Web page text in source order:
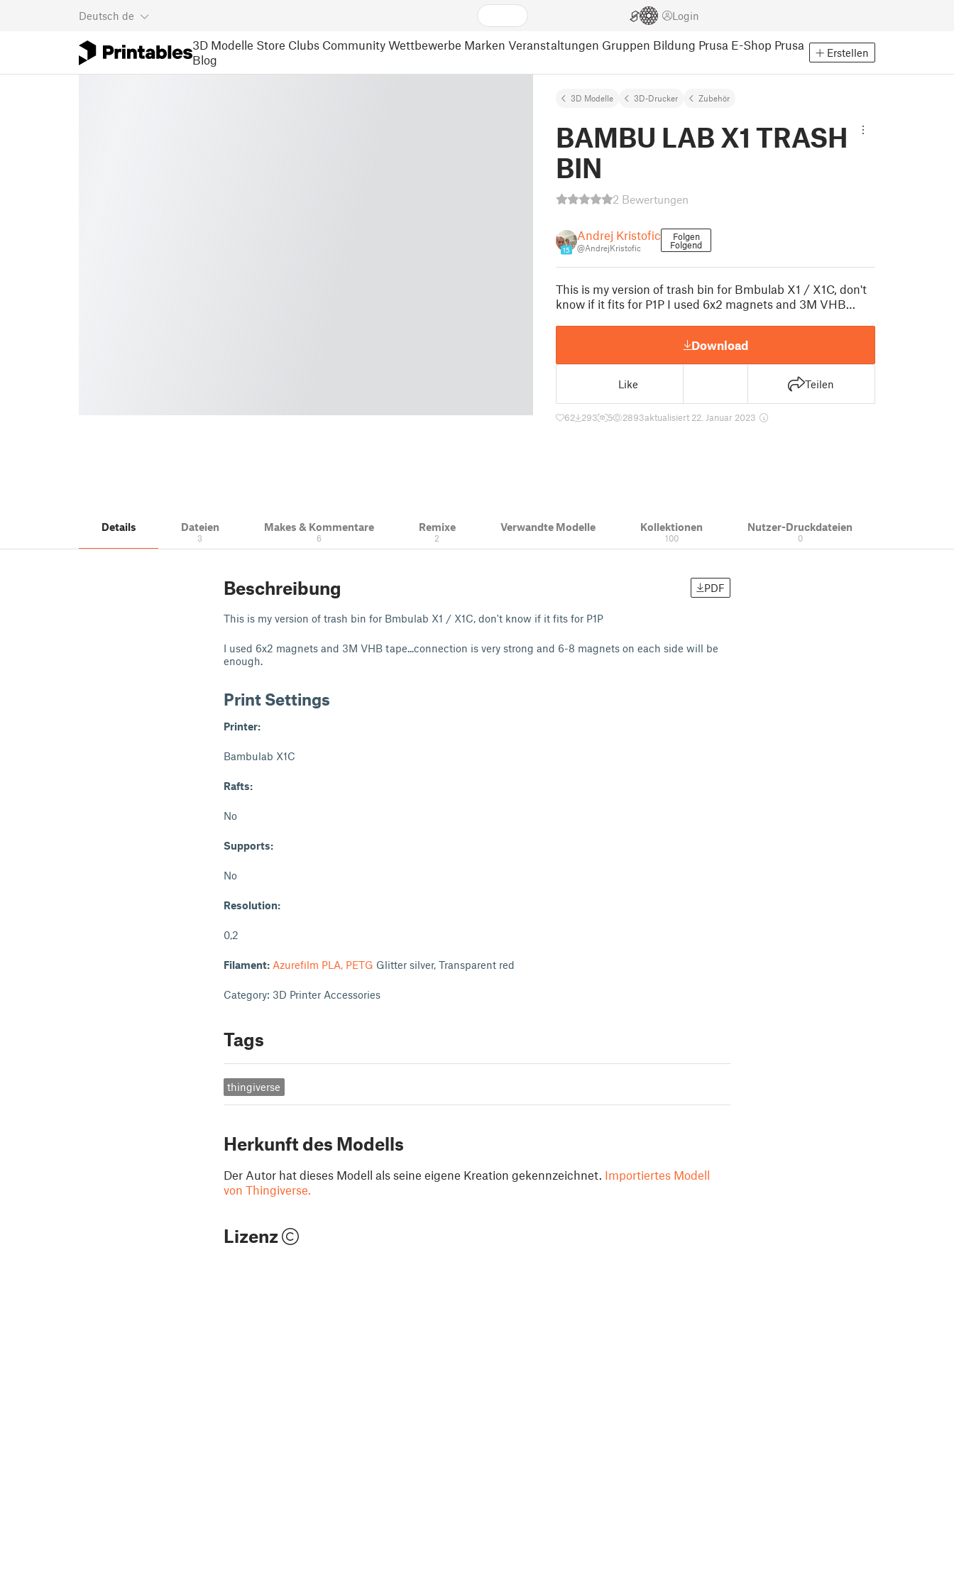
Deutsch de Login
3D Modelle Store Clubs Community Wettbewerbe Marken Veranstaltungen Gruppen Bildung Prusa E-Shop Prusa
Blog
Erstellen
3D Modelle 3D-Drucker Zubehör
BAMBU LAB X1 TRASH
BIN
2 Bewertungen
15
Andrej Kristofic
@AndrejKristofic
Folgen
Folgend
This is my version of trash bin for Bmbulab X1 / X1C, don't
know if it fits for P1P I used 6x2 magnets and 3M VHB…
Download
Like Teilen
62 293 5 2893aktualisiert 22. Januar 2023
Details Dateien
3
Makes & Kommentare
6
Remixe
2
Verwandte Modelle Kollektionen
100
Nutzer-Druckdateien
0
Beschreibung PDF
This is my version of trash bin for Bmbulab X1 / X1C, don't know if it fits for P1P
I used 6x2 magnets and 3M VHB tape...connection is very strong and 6-8 magnets on each side will be
enough.
Print Settings
Printer:
Bambulab X1C
Rafts:
No
Supports:
No
Resolution:
0,2
Filament: Azurefilm PLA, PETG Glitter silver, Transparent red
Category: 3D Printer Accessories
Tags
thingiverse
Herkunft des Modells
Der Autor hat dieses Modell als seine eigene Kreation gekennzeichnet. Importiertes Modell
von Thingiverse.
Lizenz